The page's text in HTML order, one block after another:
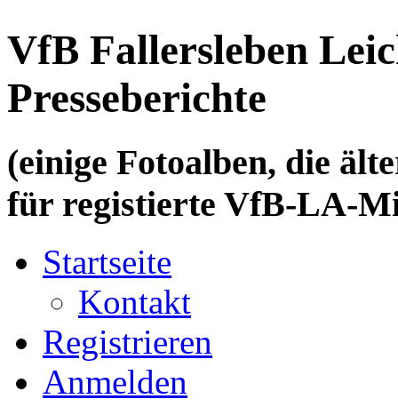
VfB Fallersleben
Presseberichte
(einige Fotoalben, die
für registierte VfB-LA-
Startseite
Kontakt
Registrieren
Anmelden